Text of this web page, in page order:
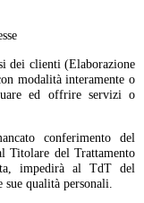
dei clienti (Elaborazione
modalità interamente o
ed offrire servizi o
conferimento del
Titolare del Trattamento
impedirà al TdT del
qualità personali.